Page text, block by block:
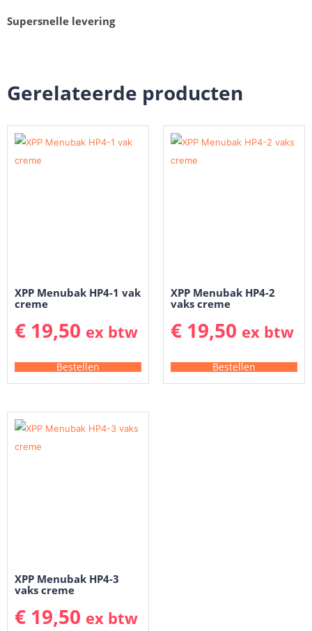
Supersnelle levering
Gerelateerde producten
XPP Menubak HP4-1 vak
creme
€ 19,50 ex btw
Bestellen
XPP Menubak HP4-2
vaks creme
€ 19,50 ex btw
Bestellen
XPP Menubak HP4-3
vaks creme
€ 19,50 ex btw